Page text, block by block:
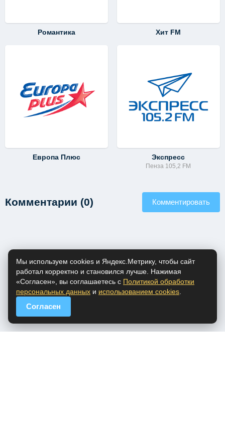
Романтика Хит FM
Европа Плюс Экспресс
Пенза 105,2 FM
Комментарии (0) Комментировать
Мы используем cookies и Яндекс.Метрику, чтобы сайт
работал корректно и становился лучше. Нажимая
«Согласен», вы соглашаетесь с Политикой обработки
персональных данных и использованием cookies
Согласен